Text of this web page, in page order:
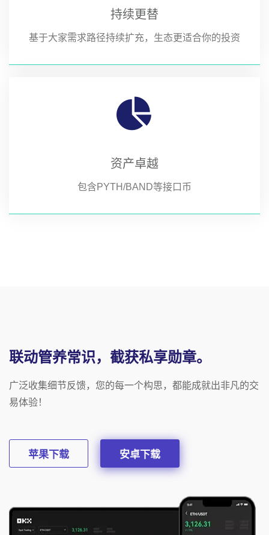
持续更替
基于大家需求路径持续扩充，生态更适合你的投资
资产卓越
包含PYTH/BAND等接口币
联动管养常识，截获私享勋章。
广泛收集细节反馈，您的每一个构思，都能成就出非凡的交
易体验！
苹果下载 安卓下载